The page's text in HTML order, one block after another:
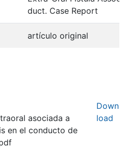
duct. Case Report
artículo original
asociada a
en el conducto de
Down
load